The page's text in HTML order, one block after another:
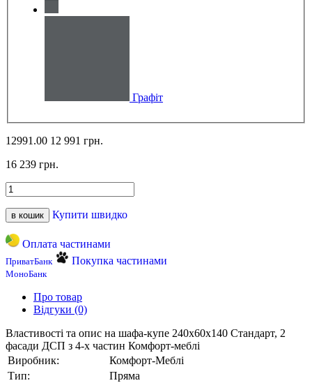
Графіт
12991.00 12 991 грн.
16 239 грн.
в кошик Купити швидко
Оплата частинами
ПриватБанк Покупка частинами
МоноБанк
Про товар
Відгуки (0)
Властивості та опис на шафа-купе 240х60х140 Стандарт, 2
фасади ДСП з 4-х частин Комфорт-меблі
Виробник:
Комфорт-Меблі
Тип:
Пряма